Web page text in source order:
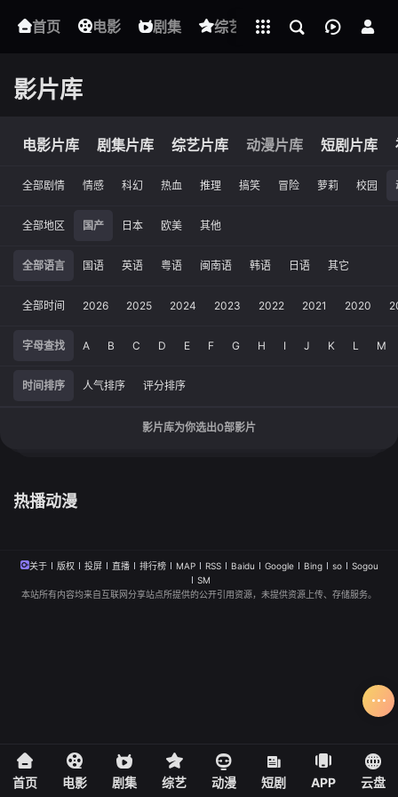
首页 电影 剧集 综艺 动漫 短剧
下载客户端
影片库
电影片库 剧集片库 综艺片库 动漫片库 短剧片库
全部剧情 情感 科幻 热血 推理 搞笑 冒险 萝莉 校园
全部地区 国产 日本 欧美 其他
全部语言 国语 英语 粤语 闽南语 韩语 日语 其它
全部时间 2026 2025 2024 2023 2022 2021 2020
字母查找 A B C D E F G H I J K L M
时间排序 人气排序 评分排序
影片库为你选出0部影片
热播动漫
关于 版权 投屏 直播 排行榜 MAP RSS Baidu Google Bing so
Sogou
SM
本站所有内容均来自互联网分享站点所提供的公开引用资源，未提供资源上传、存储服务。
首页 电影 剧集 综艺 动漫 短剧 APP 云盘